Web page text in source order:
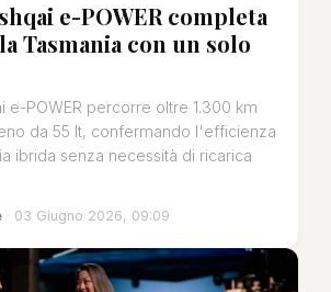
e-POWER completa
Tasmania con un solo
e-POWER percorre oltre 1.300 km
da 55 lt, confermando l'efficienza
ibrida senza necessità di ricarica
· 03 Giugno 2026, 09:09